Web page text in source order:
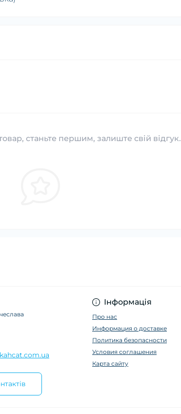
станьте першим, залиште свій відгук.
Інформація
Про нас
Информация о доставке
Политика безопасности
Условия соглашения
Карта сайту